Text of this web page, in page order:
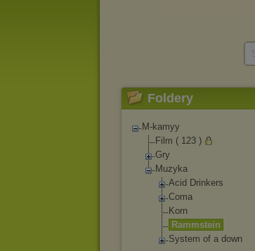
Foldery
M-kamyy
Film ( 123 )
Gry
Muzyka
Acid Drinkers
Coma
Korn
Rammstein
System of a down